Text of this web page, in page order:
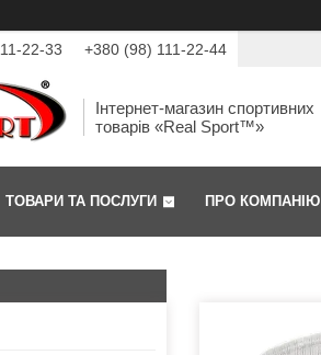
22-33 +380 (98) 111-22-44
Інтернет-магазин спортивних
товарів «Real Sport™»
ТОВАРИ ТА ПОСЛУГИ ПРО КОМПАНІЮ